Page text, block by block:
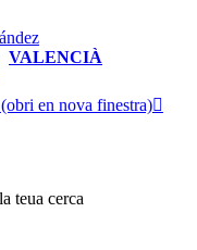
VALENCIÀ
en nova finestra)
teua cerca